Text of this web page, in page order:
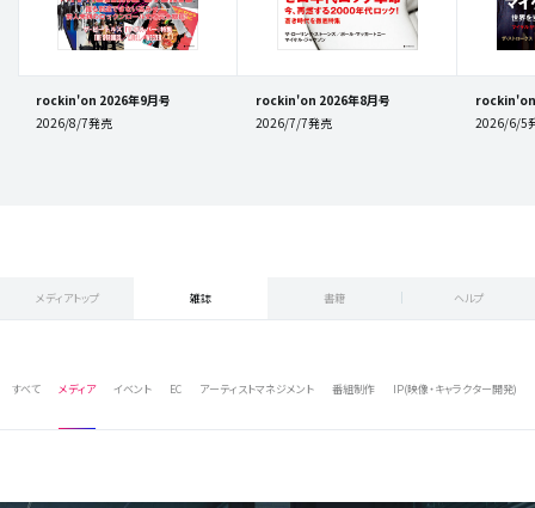
rockin'on 2026年9月号
2026/8/7発売
rockin'on 2026年8月号
2026/7/7発売
rockin'on
2026/6/5
メディアトップ 雑誌 書籍 ヘルプ
すべて メディア イベント EC アーティストマネジメント 番組制作 IP(映像・キャラクター開発)